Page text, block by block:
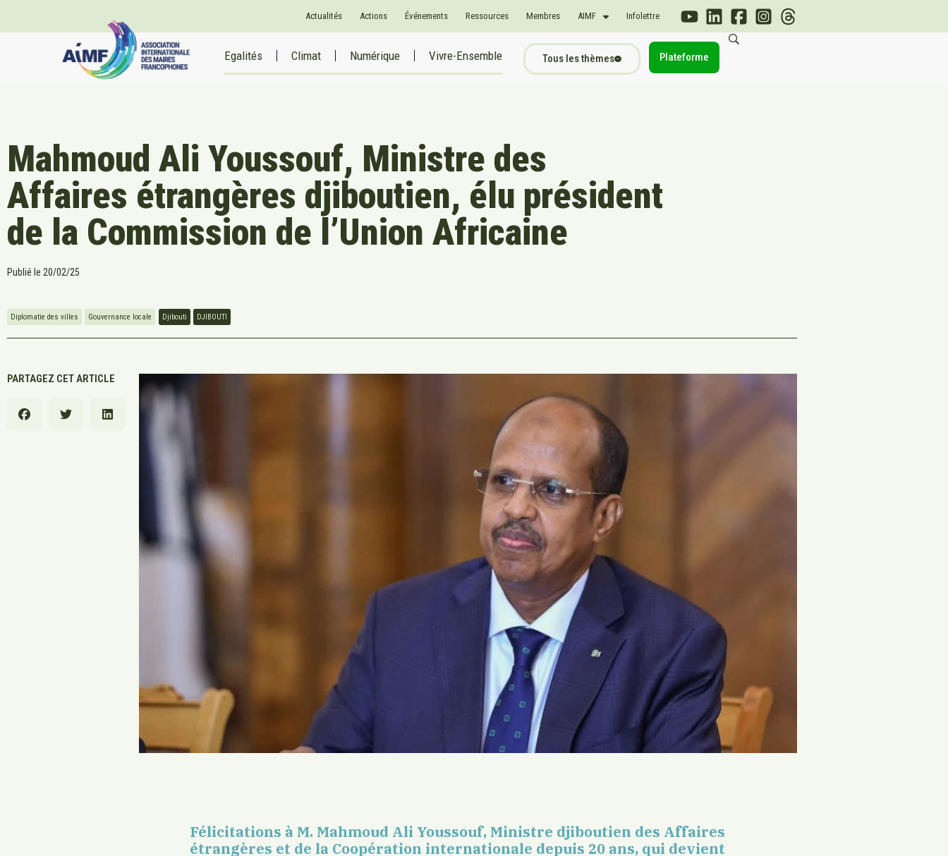
Actualités Actions Événements Ressources Membres AIMF Infolettre
Egalités Climat Numérique Vivre-Ensemble Tous les thèmes Plateforme
Mahmoud Ali Youssouf, Ministre des
Affaires étrangères djiboutien, élu président
de la Commission de l’Union Africaine
Publié le 20/02/25
Diplomatie des villes Gouvernance locale Djibouti DJIBOUTI
PARTAGEZ CET ARTICLE
Félicitations à M. Mahmoud Ali Youssouf, Ministre djiboutien des Affaires
étrangères et de la Coopération internationale depuis 20 ans, qui devient